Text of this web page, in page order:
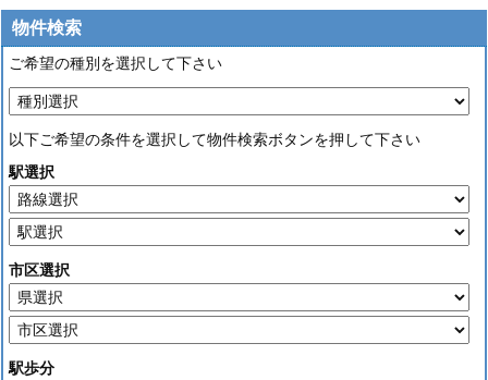
物件検索
ご希望の種別を選択して下さい
以下ご希望の条件を選択して物件検索ボタンを押して下さい
駅選択
市区選択
駅歩分